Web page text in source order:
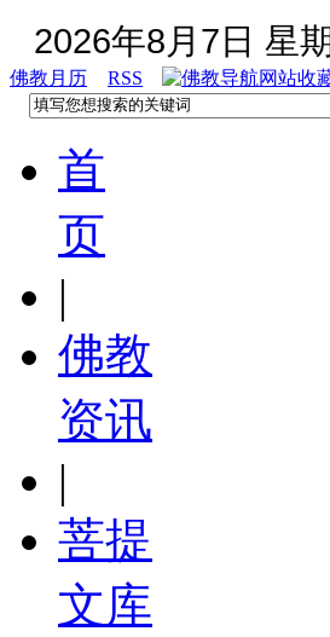
2026年8月7日 星
佛教月历 RSS
首
页
|
佛教
资讯
|
菩提
文库